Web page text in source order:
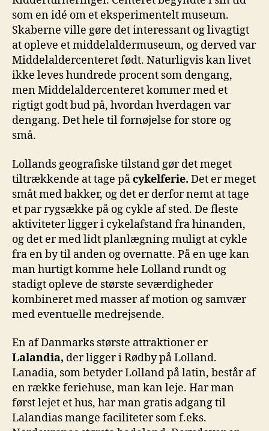
som en idé om et eksperimentelt museum.
Skaberne ville gøre det interessant og livagtigt
at opleve et middelaldermuseum, og derved var
Middelaldercenteret født. Naturligvis kan livet
ikke leves hundrede procent som dengang,
men Middelaldercenteret kommer med et
rigtigt godt bud på, hvordan hverdagen var
dengang. Det hele til fornøjelse for store og
små.
Lollands geografiske tilstand gør det meget
tiltrækkende at tage påcykelferie. Det er meget
småt med bakker, og det er derfor nemt at tage
et par rygsække på og cykle af sted. De fleste
aktiviteter ligger i cykelafstand fra hinanden,
og det er med lidt planlægning muligt at cykle
fra en by til anden og overnatte. På en uge kan
man hurtigt komme hele Lolland rundt og
stadigt opleve de største seværdigheder
kombineret med masser af motion og samvær
med eventuelle medrejsende.
En af Danmarks største attraktioner er
Lalandia, der ligger i Rødby på Lolland.
Lanadia, som betyder Lolland på latin, består af
en række feriehuse, man kan leje. Har man
først lejet et hus, har man gratis adgang til
Lalandias mange faciliteter som f.eks.